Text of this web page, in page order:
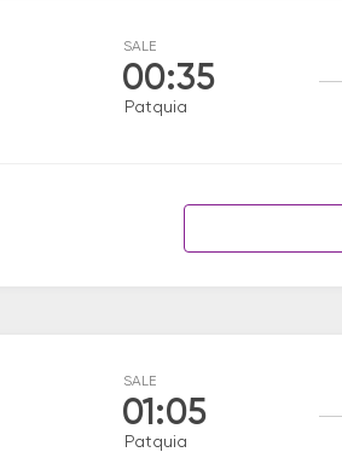
SALE
00:35
Patquia
SALE
01:05
Patquia